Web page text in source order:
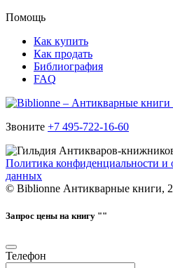
Помощь
Как купить
Как продать
Библиография
FAQ
Звоните +7 495-722-16-60
Политика конфиденциальности и
данных
© Biblionne Антикварные книги,
Запрос цены на книгу ""
Телефон